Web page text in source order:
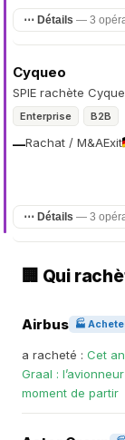
⋯ Détails — 3
Cyqueo
SPIE rachète
Enterprise B2B
Rachat / M&A
— Exit
⋯ Détails — 3
🏢 Qui
Airbus 🏭
a racheté : Cet
Graal :
moment de partir